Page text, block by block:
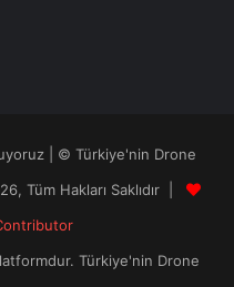
| © Türkiye'nin Drone
Tüm Hakları Saklıdır |
Türkiye'nin Drone